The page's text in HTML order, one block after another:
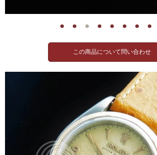
● ● ● ● ● ● ● ●